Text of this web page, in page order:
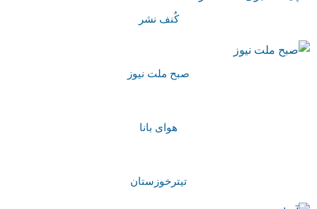
کُنف نشر
صبح ملت نیوز
هوای بانا
تیترخوزستان